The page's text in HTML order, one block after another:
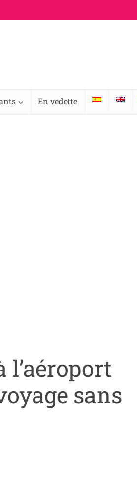
En vedette
l’aéroport
sans